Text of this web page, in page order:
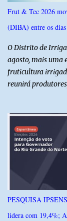
campanha, o líder
lideranças da
Assembleia de
Frut & Tec 2026
(DIBA) entre os
O Distrito de
agosto, mais uma
fruticultura
reunirá
instituições e
técnicas, a feira
agosto, o público
seguido de
reforça a
referência na
inovação e
potiguar.
PESQUISA
lidera com 19,4%;